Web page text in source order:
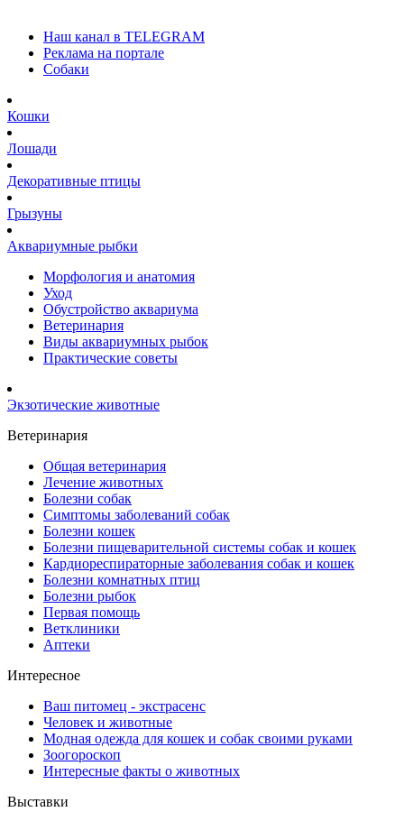
Наш канал в TELEGRAM
Реклама на портале
Собаки
Кошки
Лошади
Декоративные птицы
Грызуны
Аквариумные рыбки
Морфология и анатомия
Уход
Обустройство аквариума
Ветеринария
Виды аквариумных рыбок
Практические советы
Экзотические животные
Ветеринария
Общая ветеринария
Лечение животных
Болезни собак
Симптомы заболеваний собак
Болезни кошек
Болезни пищеварительной системы собак и кошек
Кардиореспираторные заболевания собак и кошек
Болезни комнатных птиц
Болезни рыбок
Первая помощь
Ветклиники
Аптеки
Интересное
Ваш питомец - экстрасенс
Человек и животные
Модная одежда для кошек и собак своими руками
Зоогороскоп
Интересные факты о животных
Выставки